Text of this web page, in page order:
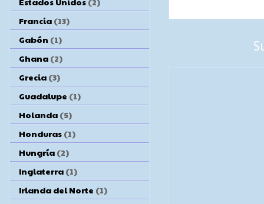
Francia (13)
Gabón (1)
Ghana (2)
Grecia (3)
Guadalupe (1)
Holanda (5)
Honduras (1)
Hungría (2)
Inglaterra (1)
Irlanda del Norte (1)